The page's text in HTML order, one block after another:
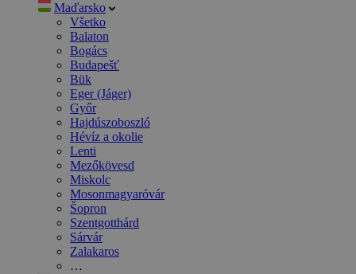
Maďarsko
Všetko
Balaton
Bogács
Budapešť
Bük
Eger (Jáger)
Győr
Hajdúszoboszló
Hévíz a okolie
Lenti
Mezőkövesd
Miskolc
Mosonmagyaróvár
Šopron
Szentgotthárd
Sárvár
Zalakaros
…